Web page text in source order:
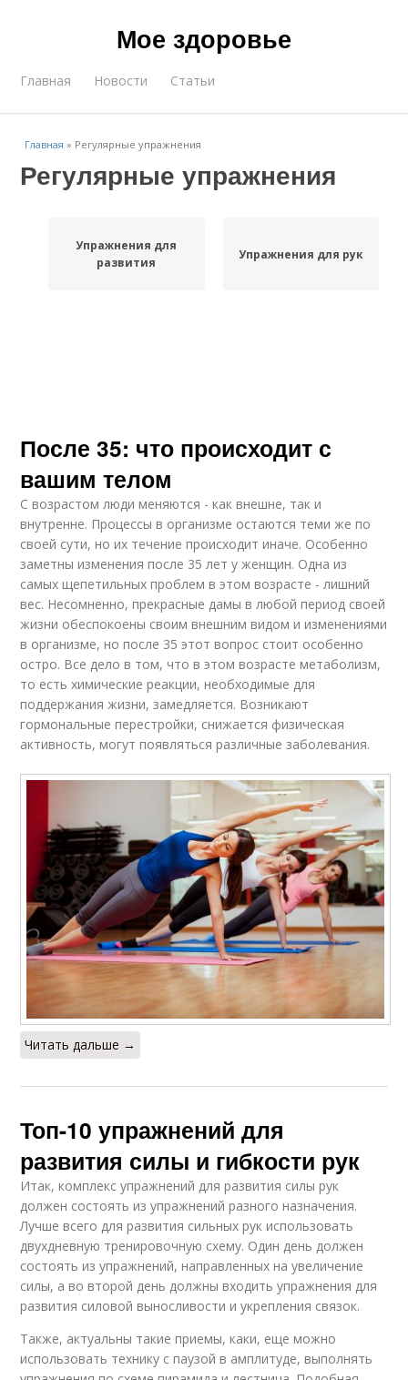
Мое здоровье
Главная Новости Статьи
Главная » Регулярные упражнения
Регулярные упражнения
Упражнения для
развития
Упражнения для рук
После 35: что происходит с
вашим телом
С возрастом люди меняются - как внешне, так и
внутренне. Процессы в организме остаются теми же по
своей сути, но их течение происходит иначе. Особенно
заметны изменения после 35 лет у женщин. Одна из
самых щепетильных проблем в этом возрасте - лишний
вес. Несомненно, прекрасные дамы в любой период своей
жизни обеспокоены своим внешним видом и изменениями
в организме, но после 35 этот вопрос стоит особенно
остро. Все дело в том, что в этом возрасте метаболизм,
то есть химические реакции, необходимые для
поддержания жизни, замедляется. Возникают
гормональные перестройки, снижается физическая
активность, могут появляться различные заболевания.
Читать дальше →
Топ-10 упражнений для
развития силы и гибкости рук
Итак, комплекс упражнений для развития силы рук
должен состоять из упражнений разного назначения.
Лучше всего для развития сильных рук использовать
двухдневную тренировочную схему. Один день должен
состоять из упражнений, направленных на увеличение
силы, а во второй день должны входить упражнения для
развития силовой выносливости и укрепления связок.
Также, актуальны такие приемы, каки, еще можно
использовать технику с паузой в амплитуде, выполнять